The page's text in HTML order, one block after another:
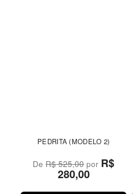
PEDRITA (MODELO 2)
DeR$ 525,00por R$
280,00